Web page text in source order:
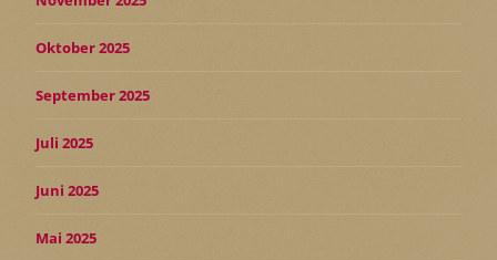
Oktober 2025
September 2025
Juli 2025
Juni 2025
Mai 2025